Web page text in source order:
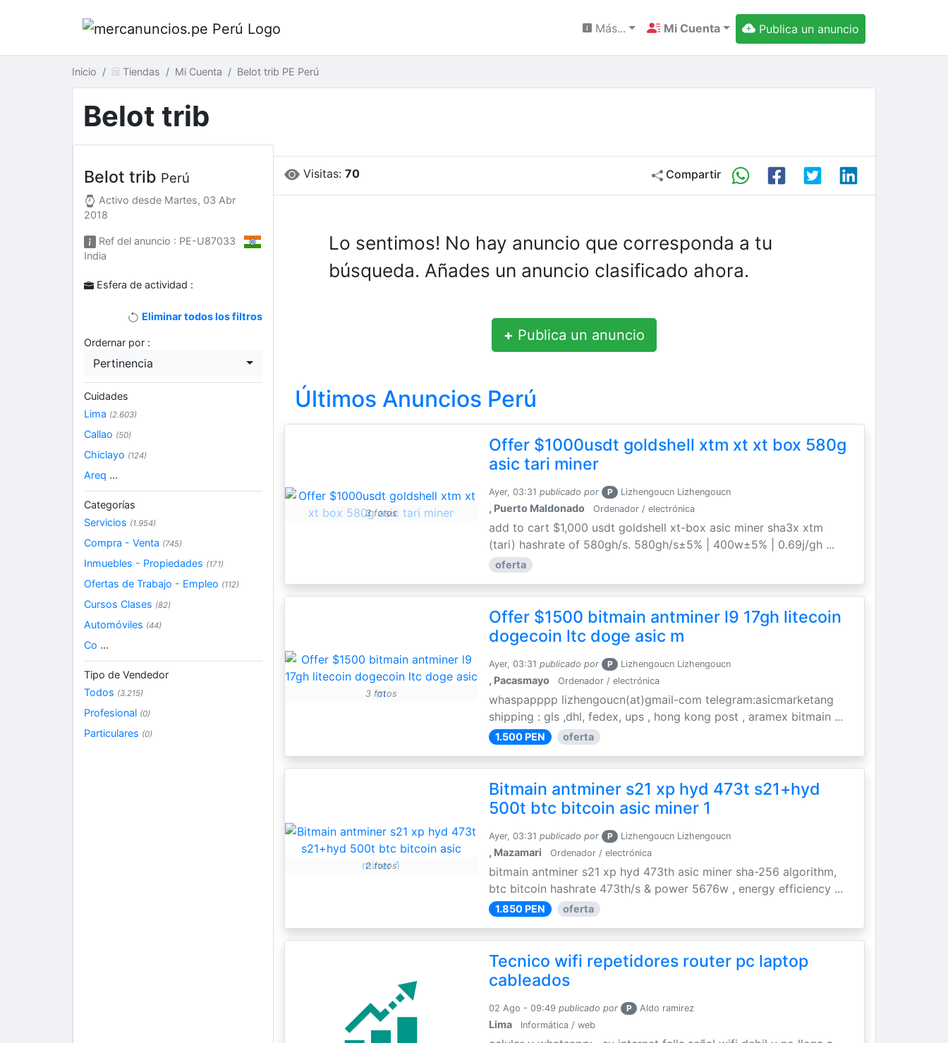
Más... Mi Cuenta Publica un anuncio
Inicio Tiendas Mi Cuenta Belot trib PE Perú
Belot trib
Visitas: 70 Compartir
Lo sentimos! No hay anuncio que corresponda a tu
búsqueda. Añades un anuncio clasificado ahora.
+ Publica un anuncio
Últimos Anuncios Perú
3 fotos
Offer $1000usdt goldshell xtm xt xt box 580g
asic tari miner
Ayer, 03:31 publicado por P Lizhengoucn Lizhengoucn
, Puerto Maldonado Ordenador / electrónica
add to cart $1,000 usdt goldshell xt-box asic miner sha3x xtm
(tari) hashrate of 580gh/s. 580gh/s±5% | 400w±5% | 0.69j/gh ...
oferta
3 fotos
Offer $1500 bitmain antminer l9 17gh litecoin
dogecoin ltc doge asic m
Ayer, 03:31 publicado por P Lizhengoucn Lizhengoucn
, Pacasmayo Ordenador / electrónica
whaspapppp lizhengoucn(at)gmail-com telegram:asicmarketang
shipping : gls ,dhl, fedex, ups , hong kong post , aramex bitmain ...
1.500 PEN oferta
2 fotos
Bitmain antminer s21 xp hyd 473t s21+hyd
500t btc bitcoin asic miner 1
Ayer, 03:31 publicado por P Lizhengoucn Lizhengoucn
, Mazamari Ordenador / electrónica
bitmain antminer s21 xp hyd 473th asic miner sha-256 algorithm,
btc bitcoin hashrate 473th/s & power 5676w , energy efficiency ...
1.850 PEN oferta
Tecnico wifi repetidores router pc laptop
cableados
02 Ago - 09:49 publicado por P Aldo ramirez
Lima Informática / web
Belot trib Perú
Activo desde Martes, 03 Abr
2018
Ref del anuncio : PE-U87033
India
Esfera de actividad :
Eliminar todos los filtros
Ordernar por :
Pertinencia
Cuidades
Lima (2.603)
Callao (50)
Chiclayo (124)
Areq ...
Categorías
Servicios (1.954)
Compra - Venta (745)
Inmuebles - Propiedades (171)
Ofertas de Trabajo - Empleo (112)
Cursos Clases (82)
Automóviles (44)
Co ...
Tipo de Vendedor
Todos (3.215)
Profesional (0)
Particulares (0)